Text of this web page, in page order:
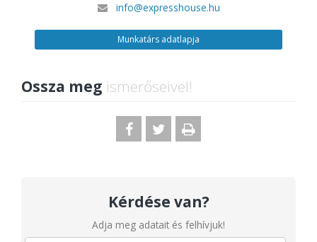
info@expresshouse.hu
Munkatárs adatlapja
Ossza meg ismerőseivel!
Kérdése van?
Adja meg adatait és felhívjuk!